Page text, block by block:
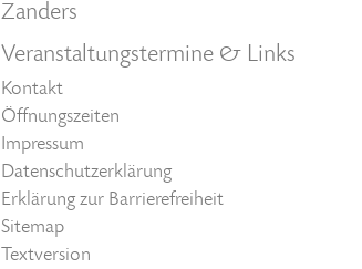
Zanders
Veranstaltungstermine & Links
Kontakt
Öffnungszeiten
Impressum
Datenschutzerklärung
Erklärung zur Barrierefreiheit
Sitemap
Textversion